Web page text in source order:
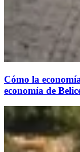
Cómo la
economía de